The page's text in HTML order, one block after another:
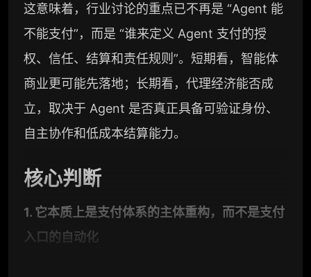
这意味着，行业讨论的重点已不再是 “Agent 能
不能支付”，而是 “谁来定义 Agent 支付的授
权、信任、结算和责任规则”。短期看，智能体
商业更可能先落地；长期看，代理经济能否成
立，取决于 Agent 是否真正具备可验证身份、
自主协作和低成本结算能力。
核心判断
1. 它本质上是支付体系的主体重构，而不是支付
入口的自动化